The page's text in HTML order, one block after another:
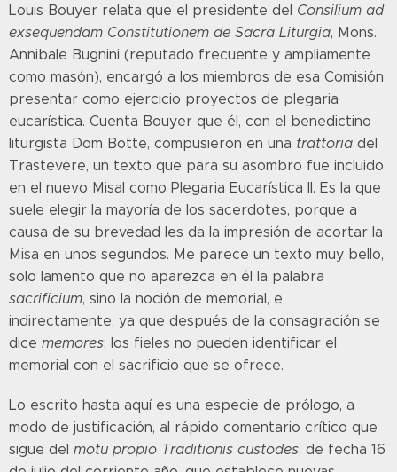
Louis Bouyer relata que el presidente del Consilium ad
exsequendam Constitutionem de Sacra Liturgia, Mons.
Annibale Bugnini (reputado frecuente y ampliamente
como masón), encargó a los miembros de esa Comisión
presentar como ejercicio proyectos de plegaria
eucarística. Cuenta Bouyer que él, con el benedictino
liturgista Dom Botte, compusieron en una trattoria del
Trastevere, un texto que para su asombro fue incluido
en el nuevo Misal como Plegaria Eucarística II. Es la que
suele elegir la mayoría de los sacerdotes, porque a
causa de su brevedad les da la impresión de acortar la
Misa en unos segundos. Me parece un texto muy bello,
solo lamento que no aparezca en él la palabra
sacrificium, sino la noción de memorial, e
indirectamente, ya que después de la consagración se
dice memores; los fieles no pueden identificar el
memorial con el sacrificio que se ofrece.
Lo escrito hasta aquí es una especie de prólogo, a
modo de justificación, al rápido comentario crítico que
sigue del motu propio Traditionis custodes, de fecha 16